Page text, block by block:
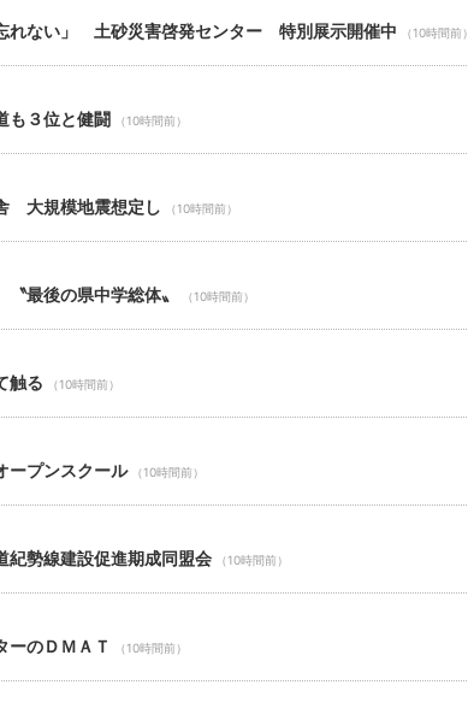
れない」 土砂災害啓発センター 特別展示開催中 （10時間前）
３位と健闘 （10時間前）
大規模地震想定し （10時間前）
最後の県中学総体〟 （10時間前）
触る （10時間前）
プンスクール （10時間前）
勢線建設促進期成同盟会 （10時間前）
のＤＭＡＴ （10時間前）